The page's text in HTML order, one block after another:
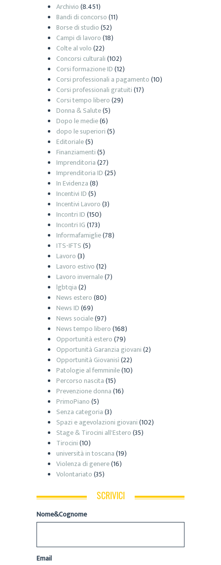
Archivio(8.451)
Bandi di concorso(11)
Borse di studio(52)
Campi di lavoro(18)
Colte al volo(22)
Concorsi culturali(102)
Corsi formazione ID(12)
Corsi professionali a pagamento(10)
Corsi professionali gratuiti(17)
Corsi tempo libero(29)
Donna & Salute(5)
Dopo le medie(6)
dopo le superiori(5)
Editoriale(5)
Finanziamenti(5)
Imprenditoria(27)
Imprenditoria ID(25)
In Evidenza(8)
Incentivi ID(5)
Incentivi Lavoro(3)
Incontri ID(150)
Incontri IG(173)
Informafamiglie(78)
ITS-IFTS(5)
Lavoro(3)
Lavoro estivo(12)
Lavoro invernale(7)
lgbtqia(2)
News estero(80)
News ID(69)
News sociale(97)
News tempo libero(168)
Opportunità estero(79)
Opportunità Garanzia giovani(2)
Opportunità Giovanisì(22)
Patologie al femminile(10)
Percorso nascita(15)
Prevenzione donna(16)
PrimoPiano(5)
Senza categoria(3)
Spazi e agevolazioni giovani(102)
Stage & Tirocini all'Estero(35)
Tirocini(10)
università in toscana(19)
Violenza di genere(16)
Volontariato(35)
SCRIVICI
Nome&Cognome
Email